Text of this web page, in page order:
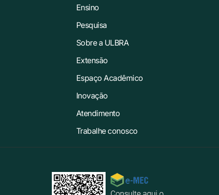
Ensino
Pesquisa
Sobre a ULBRA
Extensão
Espaço Acadêmico
Inovação
Atendimento
Trabalhe conosco